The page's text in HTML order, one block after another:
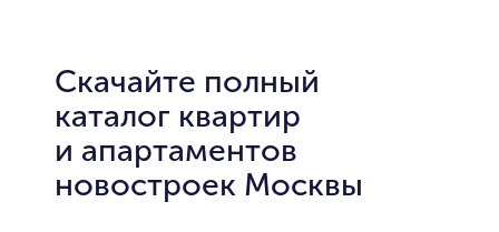
Скачайте полный
каталог квартир
и апартаментов
новостроек Москвы